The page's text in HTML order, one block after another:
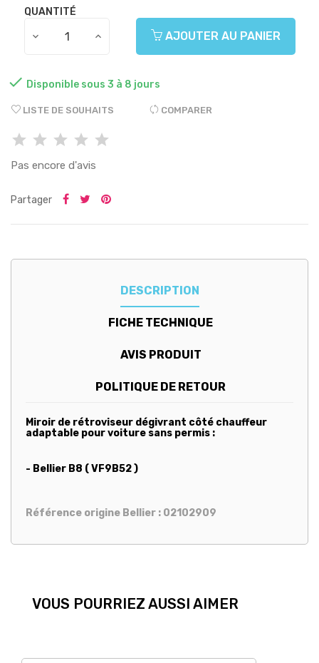
QUANTITÉ
AJOUTER AU PANIER
 Disponible sous 3 à 8 jours
LISTE DE SOUHAITS COMPARER
Pas encore d'avis
Partager
DESCRIPTION
FICHE TECHNIQUE
AVIS PRODUIT
POLITIQUE DE RETOUR
Miroir de rétroviseur dégivrant côté chauffeur
adaptable pour voiture sans permis :
- Bellier B8 ( VF9B52 )
Référence origine Bellier : 02102909
VOUS POURRIEZ AUSSI AIMER